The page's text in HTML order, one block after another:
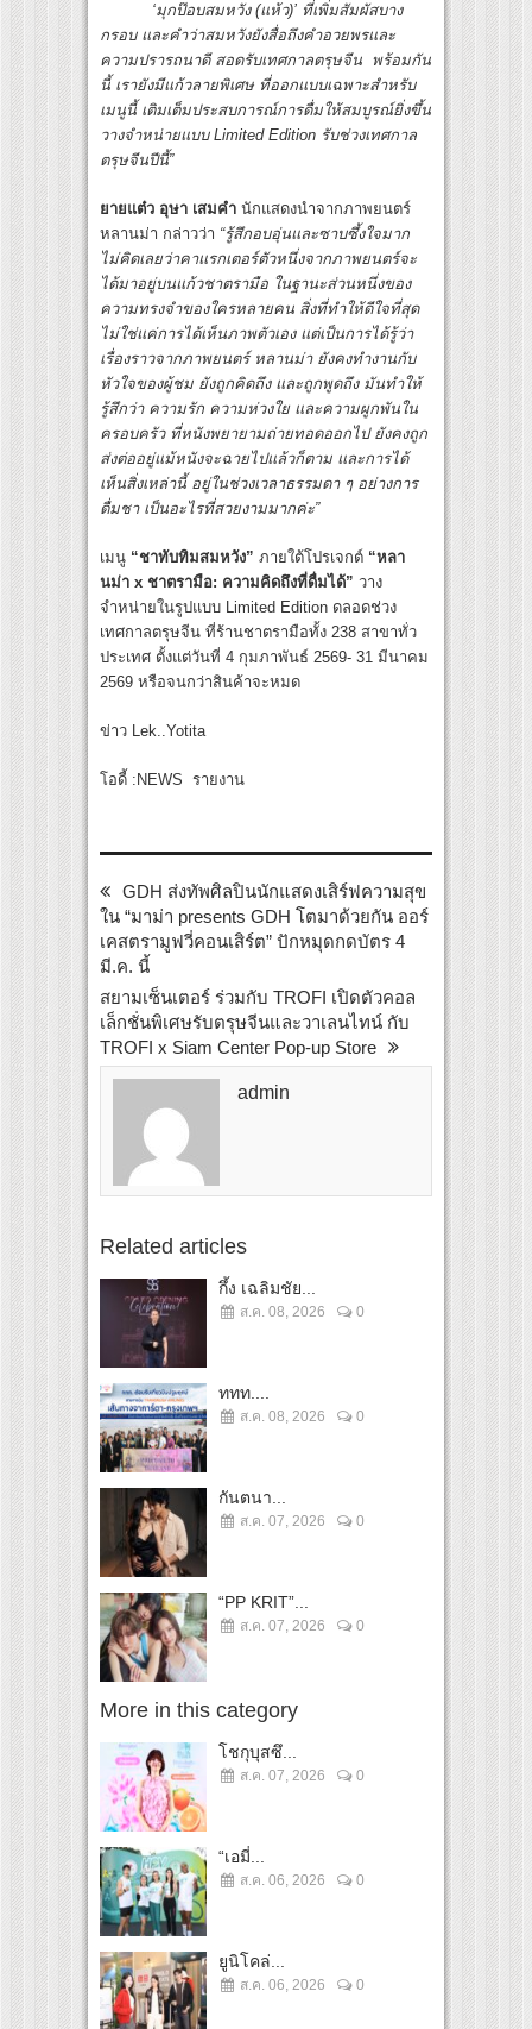
‘มุกป๊อบสมหวัง (แห้ว)’ ที่เพิ่มสัมผัสบาง
กรอบ และคำว่าสมหวังยังสื่อถึงคำอวยพรและ
ความปรารถนาดี สอดรับเทศกาลตรุษจีน พร้อมกัน
นี้ เรายังมีแก้วลายพิเศษ ที่ออกแบบเฉพาะสำหรับ
เมนูนี้ เติมเต็มประสบการณ์การดื่มให้สมบูรณ์ยิ่งขึ้น
วางจำหน่ายแบบ Limited Edition รับช่วงเทศกาล
ตรุษจีนปีนี้”
ยายแต๋ว อุษา เสมคำ นักแสดงนำจากภาพยนตร์
หลานม่า กล่าวว่า “รู้สึกอบอุ่นและซาบซึ้งใจมาก
ไม่คิดเลยว่าคาแรกเตอร์ตัวหนึ่งจากภาพยนตร์จะ
ได้มาอยู่บนแก้วชาตรามือ ในฐานะส่วนหนึ่งของ
ความทรงจำของใครหลายคน สิ่งที่ทำให้ดีใจที่สุด
ไม่ใช่แค่การได้เห็นภาพตัวเอง แต่เป็นการได้รู้ว่า
เรื่องราวจากภาพยนตร์ หลานม่า ยังคงทำงานกับ
หัวใจของผู้ชม ยังถูกคิดถึง และถูกพูดถึง มันทำให้
รู้สึกว่า ความรัก ความห่วงใย และความผูกพันใน
ครอบครัว ที่หนังพยายามถ่ายทอดออกไป ยังคงถูก
ส่งต่ออยู่แม้หนังจะฉายไปแล้วก็ตาม และการได้
เห็นสิ่งเหล่านี้ อยู่ในช่วงเวลาธรรมดา ๆ อย่างการ
ดื่มชา เป็นอะไรที่สวยงามมากค่ะ”
เมนู “ชาทับทิมสมหวัง” ภายใต้โปรเจกต์ “หลา
นม่า x ชาตรามือ: ความคิดถึงที่ดื่มได้” วาง
จำหน่ายในรูปแบบ Limited Edition ดลอดช่วง
เทศกาลตรุษจีน ที่ร้านชาตรามือทั้ง 238 สาขาทั่ว
ประเทศ ตั้งแต่วันที่ 4 กุมภาพันธ์ 2569- 31 มีนาคม
2569 หรือจนกว่าสินค้าจะหมด
ข่าว Lek..Yotita
โอดี้ :NEWS รายงาน
GDH ส่งทัพศิลปินนักแสดงเสิร์ฟความสุข
ใน “มาม่า presents GDH โตมาด้วยกัน ออร์
เคสตรามูฟวี่คอนเสิร์ต” ปักหมุดกดบัตร 4
มี.ค. นี้
สยามเซ็นเตอร์ ร่วมกับ TROFI เปิดตัวคอล
เล็กชั่นพิเศษรับตรุษจีนและวาเลนไทน์ กับ
TROFI x Siam Center Pop-up Store
admin
Related articles
กึ้ง เฉลิมชัย...
ส.ค. 08, 2026 0
ททท....
ส.ค. 08, 2026 0
กันตนา...
ส.ค. 07, 2026 0
“PP KRIT”...
ส.ค. 07, 2026 0
More in this category
โชกุบุสซึ...
ส.ค. 07, 2026 0
“เอมี่...
ส.ค. 06, 2026 0
ยูนิโคล่...
ส.ค. 06, 2026 0